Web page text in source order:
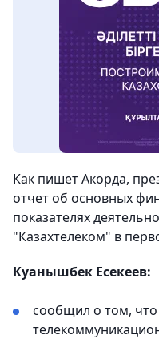
Как пишет Акорда,
отчет об основных
показателях
"Казахтелеком" в
Куанышбек Есекеев:
сообщил о том,